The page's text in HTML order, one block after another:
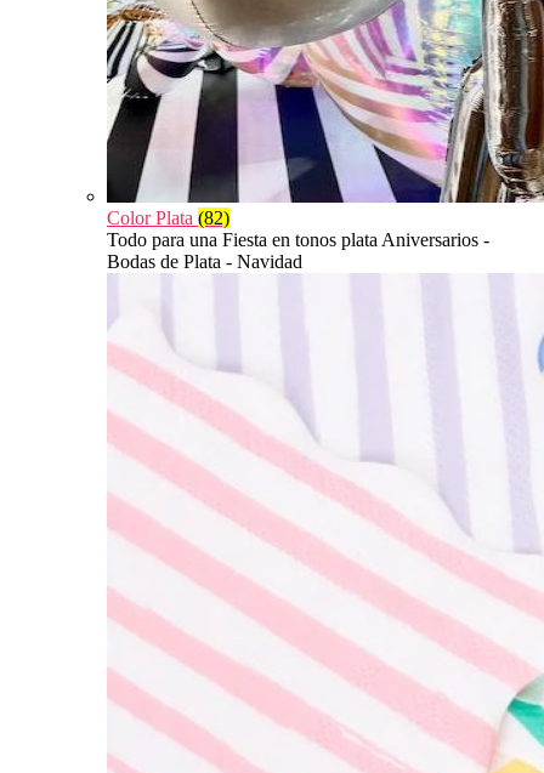
Color Plata (82)
Todo para una Fiesta en tonos plata Aniversarios -
Bodas de Plata - Navidad